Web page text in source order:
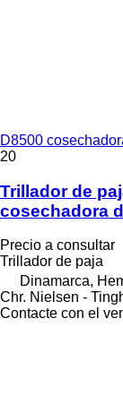
D8500
20
Trillador de
cosechadora
Precio a consultar
Trillador de paja
Dinamarca,
Chr. Nielsen -
Contacte con el